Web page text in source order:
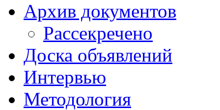
Архив документов
Рассекречено
Доска объявлений
Интервью
Методология